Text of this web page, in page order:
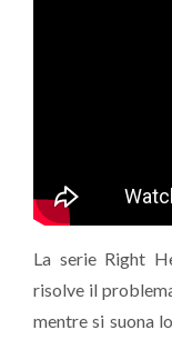
La serie Right
risolve il
mentre si suona